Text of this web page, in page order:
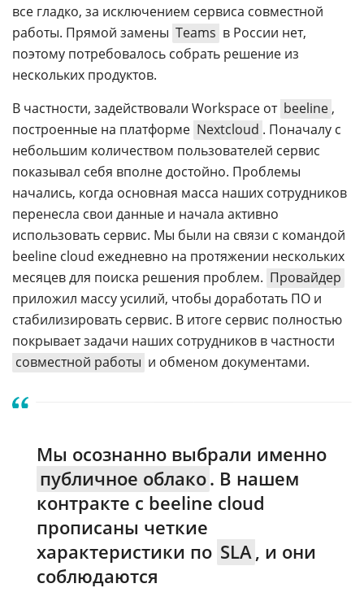
все гладко, за исключением сервиса совместной
работы. Прямой замены Teams в России нет,
поэтому потребовалось собрать решение из
нескольких продуктов.
В частности, задействовали Workspace от beeline ,
построенные на платформе Nextcloud . Поначалу с
небольшим количеством пользователей сервис
показывал себя вполне достойно. Проблемы
начались, когда основная масса наших сотрудников
перенесла свои данные и начала активно
использовать сервис. Мы были на связи с командой
beeline cloud ежедневно на протяжении нескольких
месяцев для поиска решения проблем. Провайдер
приложил массу усилий, чтобы доработать ПО и
стабилизировать сервис. В итоге сервис полностью
покрывает задачи наших сотрудников в частности
совместной работы и обменом документами.
Мы осознанно выбрали именно
публичное облако. В нашем
контракте с beeline cloud
прописаны четкие
характеристики по SLA, и они
соблюдаются